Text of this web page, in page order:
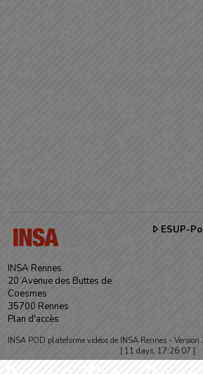
INSA Rennes
20 Avenue des Buttes de
Coesmes
35700 Rennes
Plan d'accès
ESUP-
INSA POD plateforme vidéos de INSA Rennes - Version
[ 11 days, 17:26:07 ]